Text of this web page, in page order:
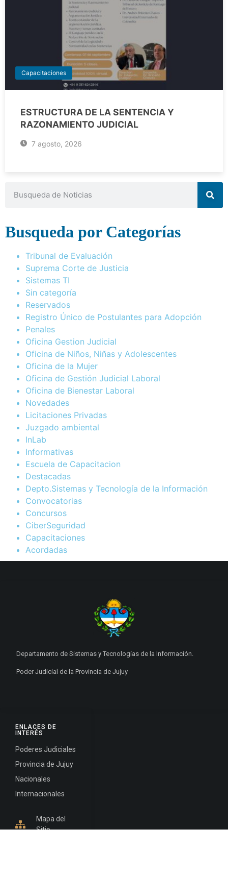
Capacitaciones
ESTRUCTURA DE LA SENTENCIA Y
RAZONAMIENTO JUDICIAL
7 agosto, 2026
Busqueda por Categorías
Tribunal de Evaluación
Suprema Corte de Justicia
Sistemas TI
Sin categoría
Reservados
Registro Único de Postulantes para Adopción
Penales
Oficina Gestion Judicial
Oficina de Niños, Niñas y Adolescentes
Oficina de la Mujer
Oficina de Gestión Judicial Laboral
Oficina de Bienestar Laboral
Novedades
Licitaciones Privadas
Juzgado ambiental
InLab
Informativas
Escuela de Capacitacion
Destacadas
Depto.Sistemas y Tecnología de la Información
Convocatorias
Concursos
CiberSeguridad
Capacitaciones
Acordadas
ENLACES DE
INTERÉS
Poderes Judiciales
Provincia de Jujuy
Nacionales
Internacionales
Mapa del
Sitio
Departamento de Sistemas y Tecnologías de la Información.
Poder Judicial de la Provincia de Jujuy